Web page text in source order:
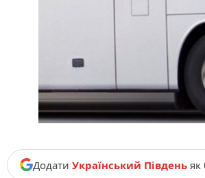
Додати Український Південь як